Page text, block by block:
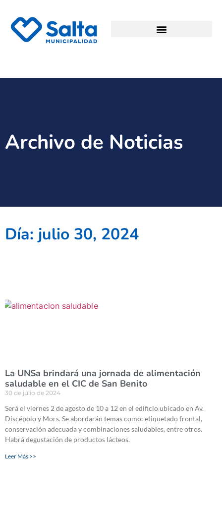
Archivo de Noticias
Día: julio 30, 2024
La UNSa brindará una jornada de alimentación
saludable en el CIC de San Benito
30 de julio de 2024
Será el viernes 2 de agosto de 10 a 12 en el edificio ubicado en Av.
Discépolo y Mors. Se abordarán temas como: etiquetado frontal,
conservación adecuada y combinaciones saludables, entre otros.
Habrá degustación de productos lácteos.
Leer Más >>